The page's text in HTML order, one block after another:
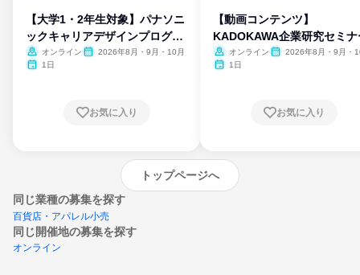
【大学1・2年生対象】パナソニ
ックキャリアデザインプログラ
ム
オンライン
2026年8月・9月・10月
1日
お気に入り
【動画コンテンツ】
KADOKAWA企業研究セミナ
オンライン
2026年8月・9月・
1日
お気に入り
トップページへ
同じ業種の募集を探す
百貨店・アパレル小売
同じ開催地の募集を探す
オンライン